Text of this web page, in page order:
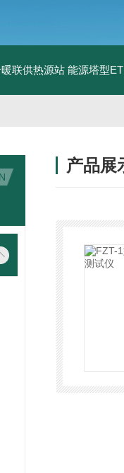
联供热源站 能源塔型
产品展